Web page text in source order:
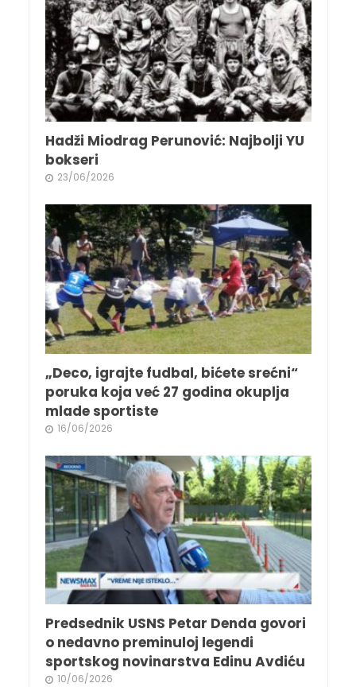
Hadži Miodrag Perunović: Najbolji YU
bokseri
23/06/2026
„Deco, igrajte fudbal, bićete srećni“
poruka koja već 27 godina okuplja
mlade sportiste
16/06/2026
Predsednik USNS Petar Denda govori
o nedavno preminuloj legendi
sportskog novinarstva Edinu Avdiću
10/06/2026